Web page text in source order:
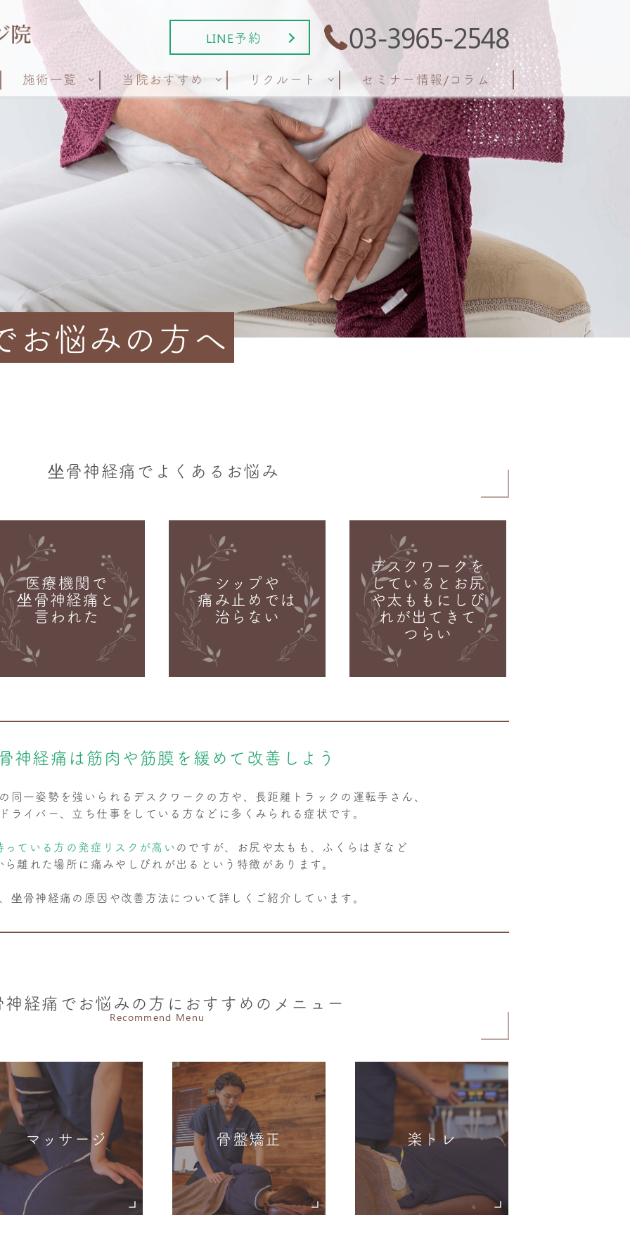
LINE予約 03-3965-2548
施術一覧 当院おすすめ リクルート セミナー情報/コラム
お悩みの方へ
坐骨神経痛でよくあるお悩み
医療機関で
坐骨神経痛と
言われた
シップや
痛み止めでは
治らない
デスクワークを
しているとお尻
や太ももにしび
れが出てきて
つらい
神経痛は筋肉や筋膜を緩めて改善しよう
同一姿勢を強いられるデスクワークの方や、長距離トラックの運転手さん、
ライバー、立ち仕事をしている方などに多くみられる症状です。
っている方の発症リスクが高いのですが、お尻や太もも、ふくらはぎなど
ら離れた場所に痛みやしびれが出るという特徴があります。
坐骨神経痛の原因や改善方法について詳しくご紹介しています。
神経痛でお悩みの方におすすめのメニュー
Recommend Menu
マッサージ 骨盤矯正 楽トレ